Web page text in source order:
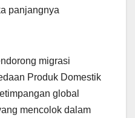
panjangnya
migrasi
Produk Domestik
global
mencolok dalam